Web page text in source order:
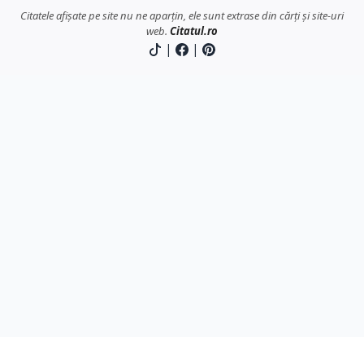
Citatele afișate pe site nu ne aparțin, ele sunt extrase din cărți și site-uri
web. Citatul.ro
| |